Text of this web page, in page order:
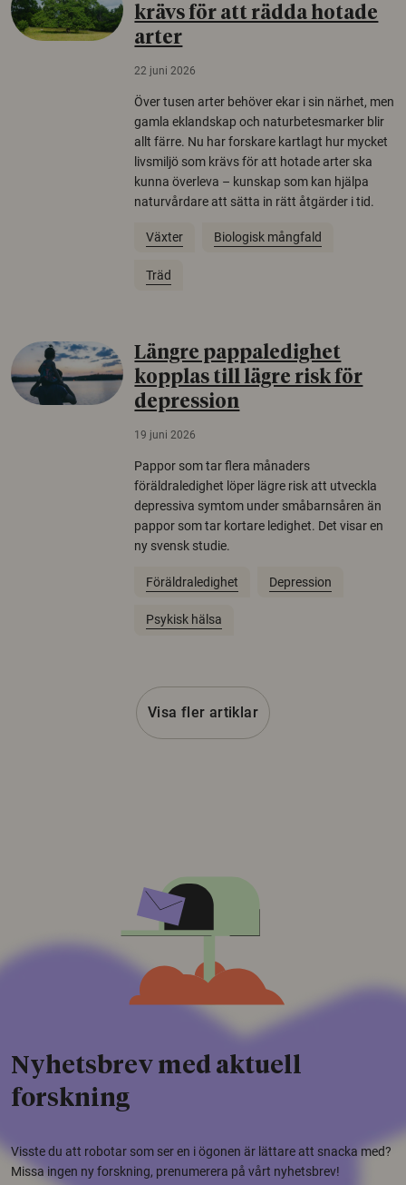
krävs för att rädda hotade
arter
22 juni 2026
Över tusen arter behöver ekar i sin närhet, men
gamla eklandskap och naturbetesmarker blir
allt färre. Nu har forskare kartlagt hur mycket
livsmiljö som krävs för att hotade arter ska
kunna överleva – kunskap som kan hjälpa
naturvårdare att sätta in rätt åtgärder i tid.
Växter Biologisk mångfald
Träd
Längre pappaledighet
kopplas till lägre risk för
depression
19 juni 2026
Pappor som tar flera månaders
föräldraledighet löper lägre risk att utveckla
depressiva symtom under småbarnsåren än
pappor som tar kortare ledighet. Det visar en
ny svensk studie.
Föräldraledighet Depression
Psykisk hälsa
Visa fler artiklar
Nyhetsbrev med aktuell
forskning
Visste du att robotar som ser en i ögonen är lättare att snacka med?
Missa ingen ny forskning, prenumerera på vårt nyhetsbrev!